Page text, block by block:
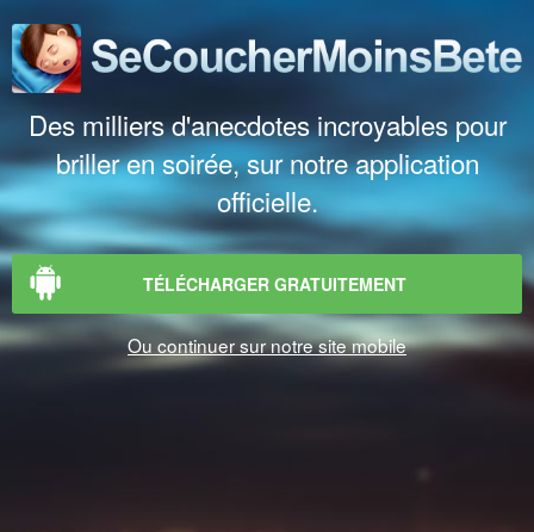
Des milliers d'anecdotes incroyables pour
briller en soirée, sur notre application
officielle.
TÉLÉCHARGER GRATUITEMENT
Ou continuer sur notre site mobile